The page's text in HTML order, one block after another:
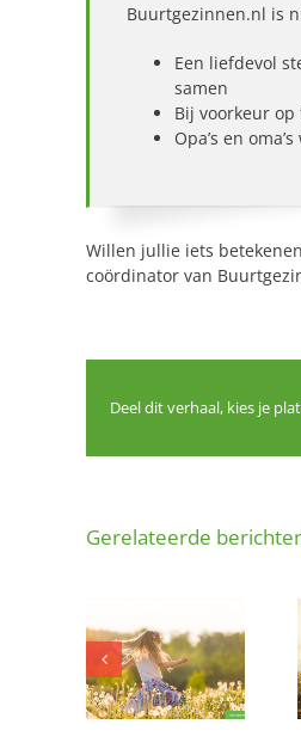
Buurtgezinnen.nl is
Een liefdevol
samen
Bij voorkeur
Opa’s en
Willen jullie iets
coördinator van
Deel dit verhaal, kies je
Gerelateerde
buurtgezin voor
een gezellig
gezin uit
Roermond?